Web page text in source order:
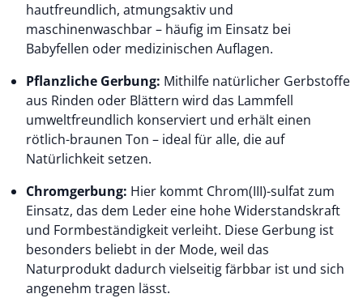
hautfreundlich, atmungsaktiv und
maschinenwaschbar – häufig im Einsatz bei
Babyfellen oder medizinischen Auflagen.
Pflanzliche Gerbung: Mithilfe natürlicher Gerbstoffe
aus Rinden oder Blättern wird das Lammfell
umweltfreundlich konserviert und erhält einen
rötlich-braunen Ton – ideal für alle, die auf
Natürlichkeit setzen.
Chromgerbung: Hier kommt Chrom(III)-sulfat zum
Einsatz, das dem Leder eine hohe Widerstandskraft
und Formbeständigkeit verleiht. Diese Gerbung ist
besonders beliebt in der Mode, weil das
Naturprodukt dadurch vielseitig färbbar ist und sich
angenehm tragen lässt.